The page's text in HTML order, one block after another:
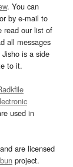
. You can
or by e-mail to
read our list of
all messages
is a side
to it.
used in
are licensed
project.